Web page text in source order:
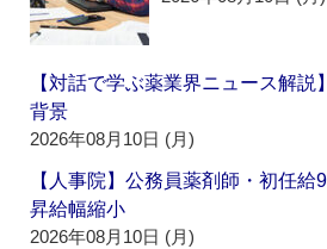
【対話で学ぶ薬業界ニュース解
背景
2026年08月10日 (月)
【人事院】公務員薬剤師・初任給
昇給幅縮小
2026年08月10日 (月)